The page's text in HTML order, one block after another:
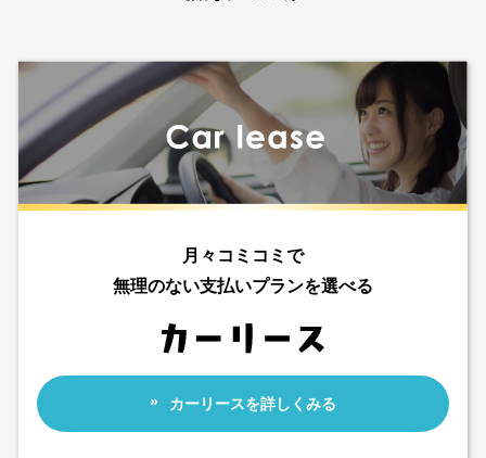
月々コミコミで
無理のない支払いプランを選べる
カーリースを詳しくみる